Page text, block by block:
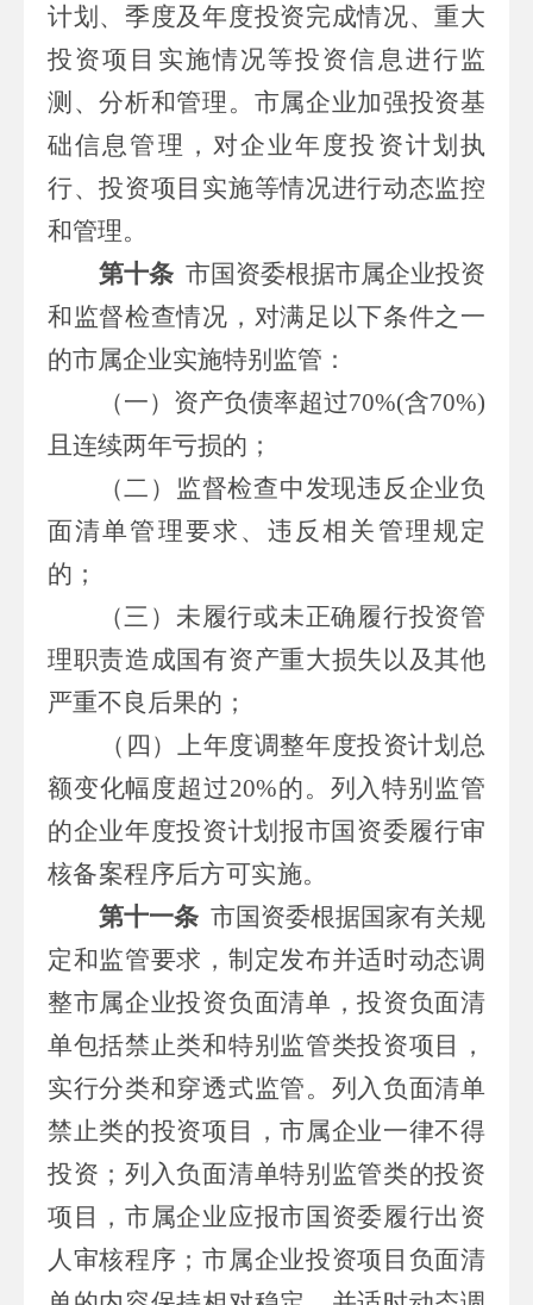
计划、季度及年度投资完成情况、重大
投资项目实施情况等投资信息进行监
测、分析和管理。市属企业加强投资基
础信息管理，对企业年度投资计划执
行、投资项目实施等情况进行动态监控
和管理。
第十条 市国资委根据市属企业投资
和监督检查情况，对满足以下条件之一
的市属企业实施特别监管：
（一）资产负债率超过70%(含70%)
且连续两年亏损的；
（二）监督检查中发现违反企业负
面清单管理要求、违反相关管理规定
的；
（三）未履行或未正确履行投资管
理职责造成国有资产重大损失以及其他
严重不良后果的；
（四）上年度调整年度投资计划总
额变化幅度超过20%的。列入特别监管
的企业年度投资计划报市国资委履行审
核备案程序后方可实施。
第十一条 市国资委根据国家有关规
定和监管要求，制定发布并适时动态调
整市属企业投资负面清单，投资负面清
单包括禁止类和特别监管类投资项目，
实行分类和穿透式监管。列入负面清单
禁止类的投资项目，市属企业一律不得
投资；列入负面清单特别监管类的投资
项目，市属企业应报市国资委履行出资
人审核程序； 市属企业投资项目负面清